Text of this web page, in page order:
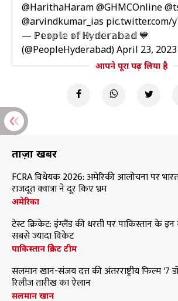
@HarithaHaram@GHMCOnline
@arvindkumar_ias pic.twitter.com/
— ℙ𝕖𝕠𝕡𝕝𝕖 𝕠𝕗 ℍ𝕪𝕕𝕖𝕣𝕒𝕓𝕒𝕕 💙
(@PeopleHyderabad)April 23, 2023
आपने पूरा पढ़ लिया है
ताज़ा खबरें
FCRA विधेयक 2026: अमेरिकी आलोचना पर
राजदूत क्वात्रा ने दूर किए भ्रम
अमेरिका
टेस्ट क्रिकेट: इंग्लैंड की धरती पर पाकिस्तान के
सबसे ज्यादा विकेट
पाकिस्तान क्रिकेट टीम
सलमान खान-संजय दत्त की अंतरराष्ट्रीय फिल्म '7
रिलीज तारीख का ऐलान
सलमान खान